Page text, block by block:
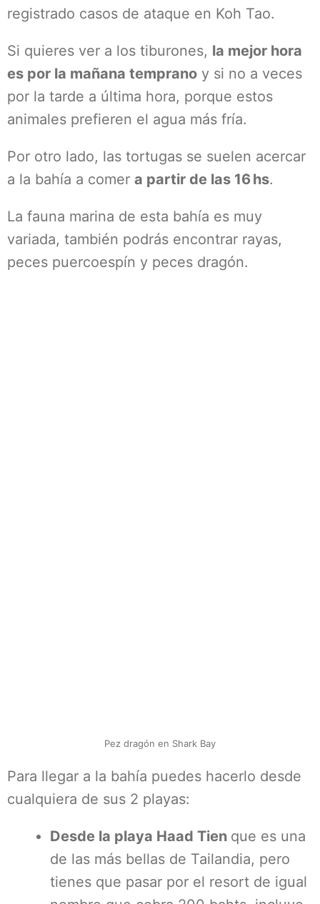
registrado casos de ataque en Koh Tao.
Si quieres ver a los tiburones, la mejor hora
es por la mañana temprano y si no a veces
por la tarde a última hora, porque estos
animales prefieren el agua más fría.
Por otro lado, las tortugas se suelen acercar
a la bahía a comer a partir de las 16 hs.
La fauna marina de esta bahía es muy
variada, también podrás encontrar rayas,
peces puercoespín y peces dragón.
Pez dragón en Shark Bay
Para llegar a la bahía puedes hacerlo desde
cualquiera de sus 2 playas:
Desde la playa Haad Tien que es una
de las más bellas de Tailandia, pero
tienes que pasar por el resort de igual